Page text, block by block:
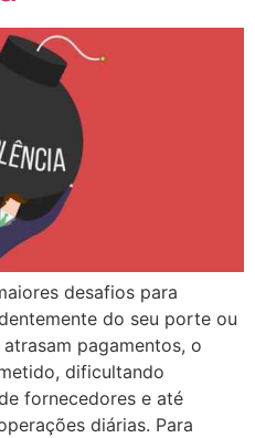
desafios para
do seu porte ou
pagamentos, o
dificultando
fornecedores e até
diárias. Para